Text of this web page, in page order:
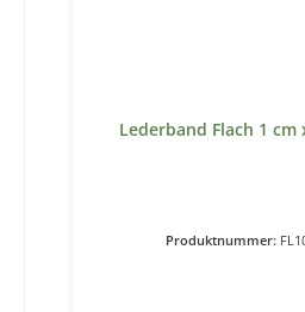
Lederband Flach 1 cm
Produktnummer: